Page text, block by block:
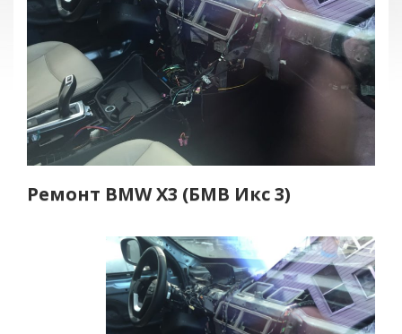
Ремонт BMW X3 (БМВ Икс 3)